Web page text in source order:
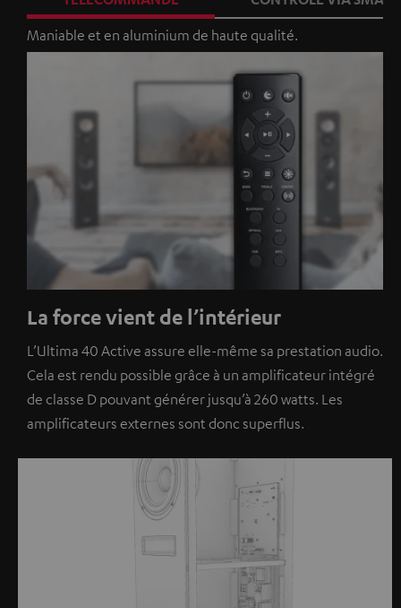
Maniable et en aluminium de haute qualité.
La force vient de l’intérieur
L’Ultima 40 Active assure elle-même sa prestation audio.
Cela est rendu possible grâce à un amplificateur intégré
de classe D pouvant générer jusqu’à 260 watts. Les
amplificateurs externes sont donc superflus.